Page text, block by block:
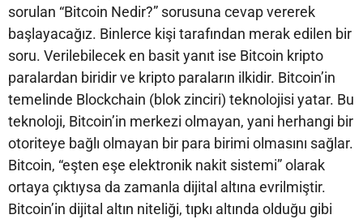
sorulan “Bitcoin Nedir?” sorusuna cevap vererek
başlayacağız. Binlerce kişi tarafından merak edilen bir
soru. Verilebilecek en basit yanıt ise Bitcoin kripto
paralardan biridir ve kripto paraların ilkidir. Bitcoin’in
temelinde Blockchain (blok zinciri) teknolojisi yatar. Bu
teknoloji, Bitcoin’in merkezi olmayan, yani herhangi bir
otoriteye bağlı olmayan bir para birimi olmasını sağlar.
Bitcoin, “eşten eşe elektronik nakit sistemi” olarak
ortaya çıktıysa da zamanla dijital altına evrilmiştir.
Bitcoin’in dijital altın niteliği, tıpkı altında olduğu gibi